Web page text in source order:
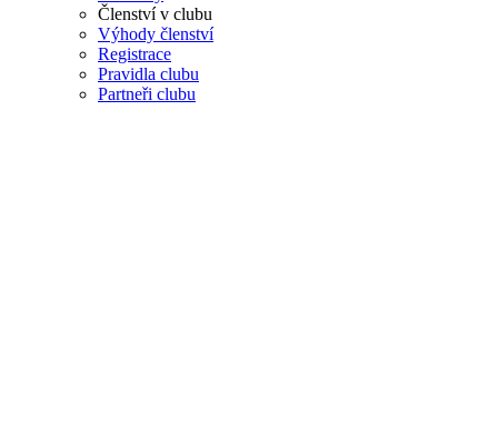
Členství v clubu
Výhody členství
Registrace
Pravidla clubu
Partneři clubu